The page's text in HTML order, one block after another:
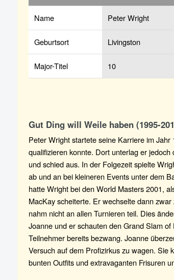
Name Peter Wright
Geburtsort Livingston
Major-Titel 10
Gut Ding will Weile haben (1995-
Peter Wright startete seine Karriere im
qualifizieren konnte. Dort unterlag er
und schied aus. In der Folgezeit spielte
ab und an bei kleineren Events unter dem
hatte Wright bei den World Masters 2001,
MacKay scheiterte. Er wechselte dann
nahm nicht an allen Turnieren teil. Dies
Joanne und er schauten den Grand Slam
Teilnehmer bereits bezwang. Joanne
Versuch auf dem Profizirkus zu wagen. Sie
bunten Outfits und extravaganten Frisuren